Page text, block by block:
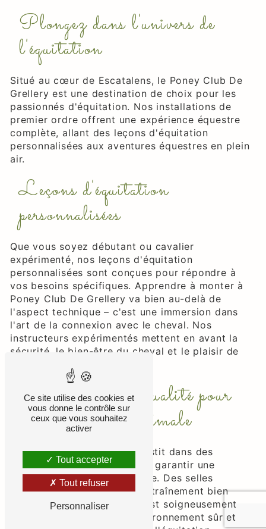
Plongez dans l'univers de
l'équitation
Situé au cœur de Escatalens, le Poney Club De
Grellery est une destination de choix pour les
passionnés d'équitation. Nos installations de
premier ordre offrent une expérience équestre
complète, allant des leçons d'équitation
personnalisées aux aventures équestres en plein
air.
Leçons d'équitation
personnalisées
Que vous soyez débutant ou cavalier
expérimenté, nos leçons d'équitation
personnalisées sont conçues pour répondre à
vos besoins spécifiques. Apprendre à monter à
Poney Club De Grellery va bien au-delà de
l'aspect technique – c'est une immersion dans
l'art de la connexion avec le cheval. Nos
instructeurs expérimentés mettent en avant la
sécurité, le bien-être du cheval et le plaisir de
Équipements de qualité pour
une expérience optimale
Poney Club De Grellery investit dans des
équipements de qualité pour garantir une
expérience équestre optimale. Des selles
confortables aux zones d'entraînement bien
entretenues, chaque détail est soigneusement
considéré pour offrir un environnement sûr et
Ce site utilise des cookies et
vous donne le contrôle sur
ceux que vous souhaitez
activer
Tout accepter
Tout refuser
Personnaliser